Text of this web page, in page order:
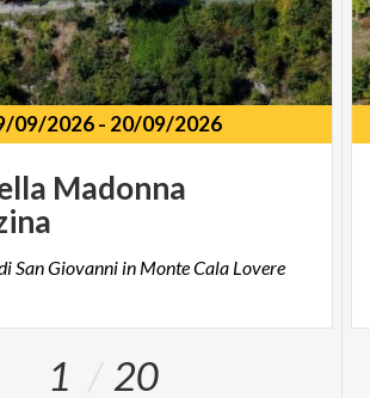
09/2026- 20/09/2026
Madonna
San Giovanni in Monte Cala Lovere
1 20